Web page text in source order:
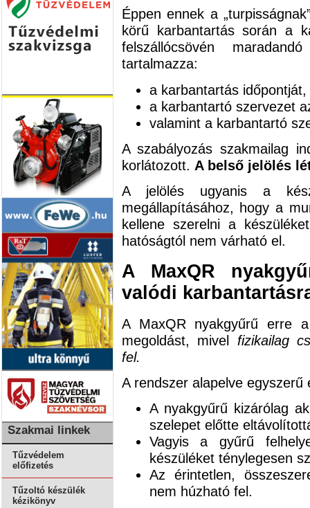
Szakmai linkek
Tűzvédelem
előfizetés
Tűzoltó készülék
kézikönyv
Éppen ennek a
körű karbantartás során a
felszállócsövén
tartalmazza:
a karbantartás időpontját,
a karbantartó szervezet
valamint a karbantartó
A szabályozás szakmailag
korlátozott. A belső jelölés
A jelölés ugyanis a
megállapításához, hogy a
kellene szerelni a
hatóságtól nem várható el.
A MaxQR
valódi
A MaxQR nyakgyűrű erre
megoldást, mivel fizikailag
fel.
A rendszer alapelve
A nyakgyűrű kizárólag
szelepet előtte
Vagyis a gyűrű
készüléket ténylegesen
Az érintetlen,
nem húzható fel.